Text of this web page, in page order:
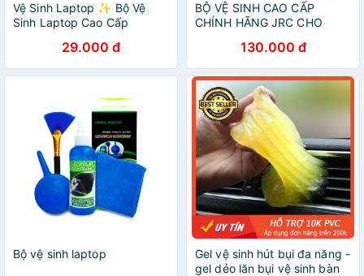
Vệ Sinh Laptop ✨ Bộ Vệ
Sinh Laptop Cao Cấp
Macbook Máy ảnh Màn hình
29.000 đ
BỘ VỆ SINH CAO CẤP
CHÍNH HÃNG JRC CHO
130.000 đ
Bộ vệ sinh laptop
Gel vệ sinh hút bụi đa năng -
gel dẻo lăn bụi vệ sinh bàn